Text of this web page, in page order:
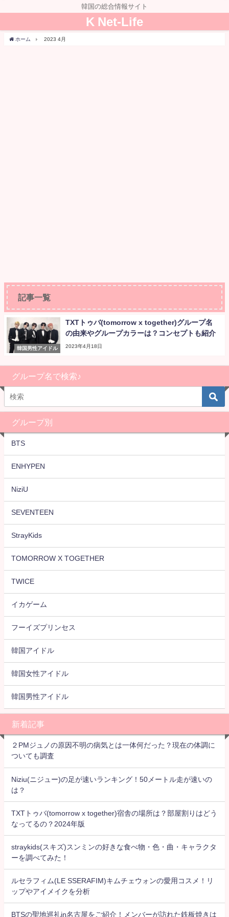
韓国の総合情報サイト
K Net-Life
ホーム 2023 4月
記事一覧
韓国男性アイドル
TXTトゥバ(tomorrow x together)グループ名
の由来やグループカラーは？コンセプトも紹介
2023年4月18日
グループ名で検索♪
グループ別
BTS
ENHYPEN
NiziU
SEVENTEEN
StrayKids
TOMORROW X TOGETHER
TWICE
イカゲーム
フーイズプリンセス
韓国アイドル
韓国女性アイドル
韓国男性アイドル
新着記事
２PMジュノの原因不明の病気とは一体何だった？現在の体調に
ついても調査
Niziu(ニジュー)の足が速いランキング！50メートル走が速いの
は？
TXTトゥバ(tomorrow x together)宿舎の場所は？部屋割りはどう
なってるの？2024年版
straykids(スキズ)スンミンの好きな食べ物・色・曲・キャラクタ
ーを調べてみた！
ルセラフィム(LE SSERAFIM)キムチェウォンの愛用コスメ！リ
ップやアイメイクを分析
BTSの聖地巡礼in名古屋をご紹介！メンバーが訪れた鉄板焼きは